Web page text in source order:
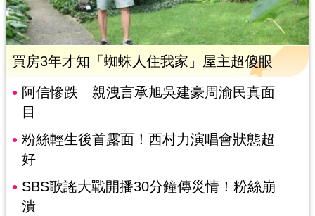
買房3年才知「蜘蛛人住我家」屋主超傻眼
阿信慘跌 親洩言承旭吳建豪周渝民真面
目
粉絲輕生後首露面！西村力演唱會狀態超
好
SBS歌謠大戰開播30分鐘傳災情！粉絲崩
潰